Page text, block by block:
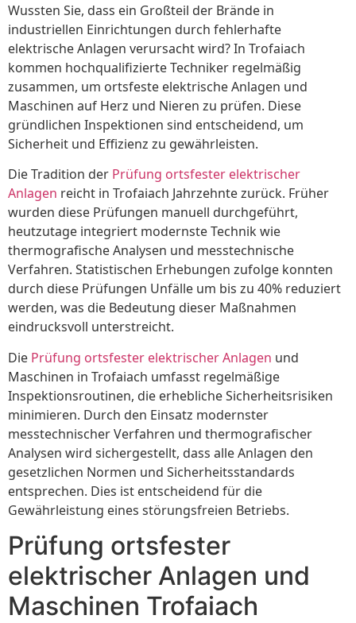
Wussten Sie, dass ein Großteil der Brände in
industriellen Einrichtungen durch fehlerhafte
elektrische Anlagen verursacht wird? In Trofaiach
kommen hochqualifizierte Techniker regelmäßig
zusammen, um ortsfeste elektrische Anlagen und
Maschinen auf Herz und Nieren zu prüfen. Diese
gründlichen Inspektionen sind entscheidend, um
Sicherheit und Effizienz zu gewährleisten.
Die Tradition der Prüfung ortsfester elektrischer
Anlagen reicht in Trofaiach Jahrzehnte zurück. Früher
wurden diese Prüfungen manuell durchgeführt,
heutzutage integriert modernste Technik wie
thermografische Analysen und messtechnische
Verfahren. Statistischen Erhebungen zufolge konnten
durch diese Prüfungen Unfälle um bis zu 40% reduziert
werden, was die Bedeutung dieser Maßnahmen
eindrucksvoll unterstreicht.
Die Prüfung ortsfester elektrischer Anlagen und
Maschinen in Trofaiach umfasst regelmäßige
Inspektionsroutinen, die erhebliche Sicherheitsrisiken
minimieren. Durch den Einsatz modernster
messtechnischer Verfahren und thermografischer
Analysen wird sichergestellt, dass alle Anlagen den
gesetzlichen Normen und Sicherheitsstandards
entsprechen. Dies ist entscheidend für die
Gewährleistung eines störungsfreien Betriebs.
Prüfung ortsfester
elektrischer Anlagen und
Maschinen Trofaiach